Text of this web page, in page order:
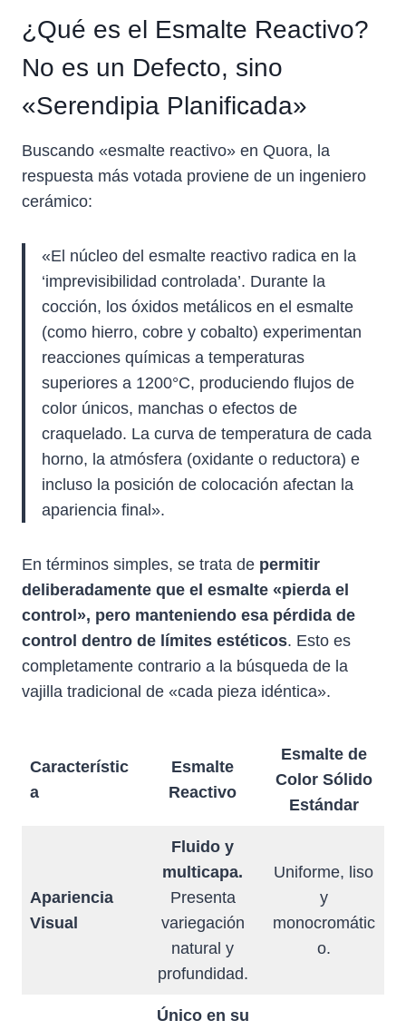
¿Qué es el Esmalte Reactivo?
No es un Defecto, sino
«Serendipia Planificada»
Buscando «esmalte reactivo» en Quora, la
respuesta más votada proviene de un ingeniero
cerámico:
«El núcleo del esmalte reactivo radica en la
‘imprevisibilidad controlada’. Durante la
cocción, los óxidos metálicos en el esmalte
(como hierro, cobre y cobalto) experimentan
reacciones químicas a temperaturas
superiores a 1200°C, produciendo flujos de
color únicos, manchas o efectos de
craquelado. La curva de temperatura de cada
horno, la atmósfera (oxidante o reductora) e
incluso la posición de colocación afectan la
apariencia final».
En términos simples, se trata de permitir
deliberadamente que el esmalte «pierda el
control», pero manteniendo esa pérdida de
control dentro de límites estéticos. Esto es
completamente contrario a la búsqueda de la
vajilla tradicional de «cada pieza idéntica».
Característic
a
Esmalte
Reactivo
Esmalte de
Color Sólido
Estándar
Apariencia
Visual
Fluido y
multicapa.
Presenta
variegación
natural y
profundidad.
Uniforme, liso
y
monocromátic
o.
Único en su